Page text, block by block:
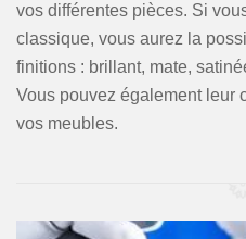
vos différentes pièces. Si
classique, vous aurez la
finitions : brillant, mate,
Vous pouvez également leur
vos meubles.